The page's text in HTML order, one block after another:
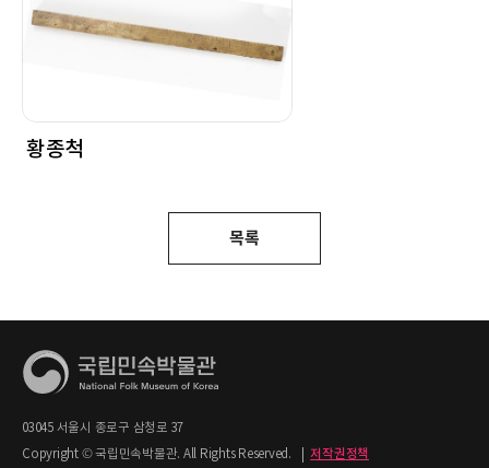
황종척
목록
03045 서울시 종로구 삼청로 37
Copyright © 국립민속박물관. All Rights Reserved.
저작권정책